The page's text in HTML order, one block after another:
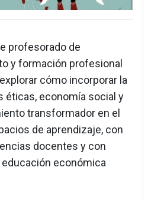
profesorado de
y formación profesional
cómo incorporar la
éticas, economía social y
transformador en el
de aprendizaje, con
docentes y con
económica